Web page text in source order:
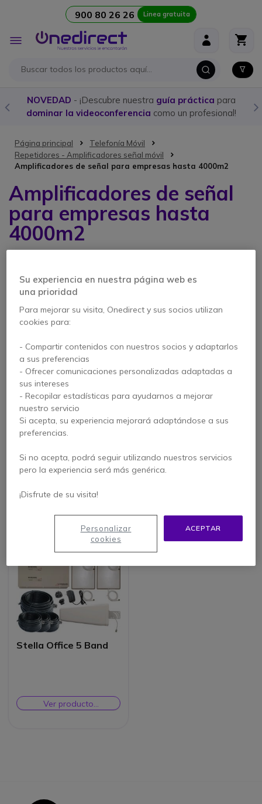
900 80 26 26 Linea gratuita
Toggle
Nav
NOVEDAD - ¡Descubre nuestra guía práctica para
dominar la videoconferencia como un profesional!
Página principal
Telefonía Móvil
Repetidores - Amplificadores señal móvil
Amplificadores de señal para empresas hasta 4000m2
Amplificadores de señal
para empresas hasta
4000m2
3 artículos
Stella Office
repetidor de 4
puertos
(800+900+1800 Mhz)
5 de 1 Reseñas
Stella Office 5 Band
Ver producto
alternativo
Su experiencia en nuestra página web es
una prioridad
Para mejorar su visita, Onedirect y sus socios utilizan
cookies para:
- Compartir contenidos con nuestros socios y adaptarlos
a sus preferencias
- Ofrecer comunicaciones personalizadas adaptadas a
sus intereses
- Recopilar estadísticas para ayudarnos a mejorar
nuestro servicio
Si acepta, su experiencia mejorará adaptándose a sus
preferencias.
Si no acepta, podrá seguir utilizando nuestros servicios
pero la experiencia será más genérica.
¡Disfrute de su visita!
ACEPTAR
Personalizar
cookies